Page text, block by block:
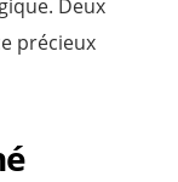
Deux
précieux